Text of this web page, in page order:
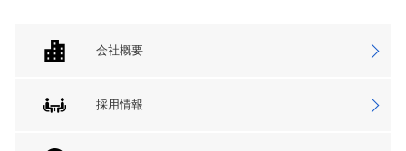
会社概要
採用情報